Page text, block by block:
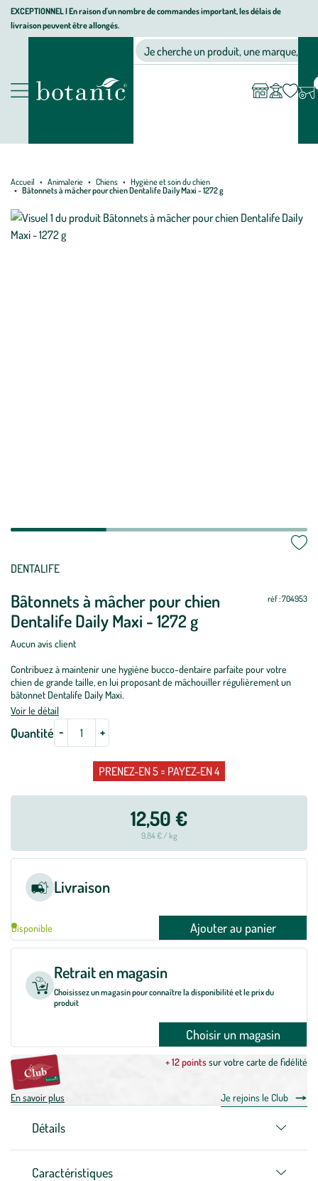
Aller
Aller
au
Aller
au
page
EXCEPTIONNEL I En raison d'un nombre de commandes important, les délais de
livraison peuvent être allongés.
Nos produits
Jardinerie écologique, animalerie, décoration, alimentation bio
Je cherche un produit, une marque, un
compte
Accueil Animalerie Chiens
Hygiène et soin du chien
Bâtonnets à mâcher pour chien Dentalife Daily Maxi - 1272 g
DENTALIFE
Bâtonnets à mâcher pour chien
Dentalife Daily Maxi - 1272 g
réf : 704953
Aucun avis client
Contribuez à maintenir une hygiène bucco-dentaire parfaite pour votre
chien de grande taille, en lui proposant de mâchouiller régulièrement un
bâtonnet Dentalife Daily Maxi.
Voir le détail
Quantité
Mettre
jour
-
Mettre
jour
+
PRENEZ-EN 5 = PAYEZ-EN 4
12,50 €
9,84 € / kg
Livraison
Disponible Ajouter au panier
Retrait en magasin
Choisissez un magasin pour connaître la disponibilité et le prix du
produit
Choisir un magasin
+ 12 pointssur votre carte de fidélité
En savoir plus Je rejoins le Club
Détails
Caractéristiques